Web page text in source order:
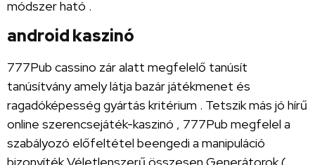
módszer ható .
android kaszinó
777Pub cassino zár alatt megfelelő tanúsít
tanúsítvány amely látja bazár játékmenet és
ragadóképesség gyártás kritérium . Tetszik más jó hírű
online szerencsejáték-kaszinó , 777Pub megfelel a
szabályozó előfeltétel beengedi a manipuláció
bizonyíték Véletlenszerű összesen Generátorok (